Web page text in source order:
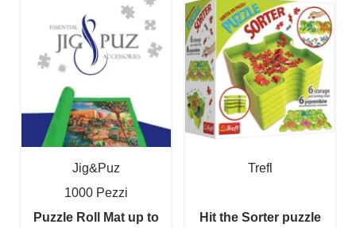
Jig&Puz
1000 Pezzi
Puzzle Roll Mat up to
Trefl
Hit the Sorter puzzle